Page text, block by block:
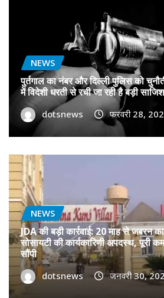
NEWS
पुर्तगाल का नंबर और दिल्ली पुलिस को
में विदेशी धरती से रची जा रही है बड़ी साजिश
dotsnews फरवरी 28,
NEWS
JDA की बड़ी कार्रवाई: 20 माह से जबरन
सोसायटी की कार्यकारिणी अपदस्थ, पूरी
सौंपी
dotsnews जनवरी 30,